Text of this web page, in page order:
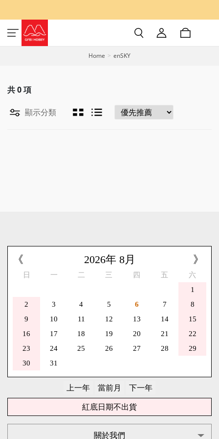
Home enSKY
共0項
顯示分類
《 》
2026年 8月
日 一 二 三 四 五
六
1
2
3 4 5 6 7
8
9
10 11 12 13 14
15
16
17 18 19 20 21
22
23
24 25 26 27 28
29
30
31
紅底日期不出貨
關於我們